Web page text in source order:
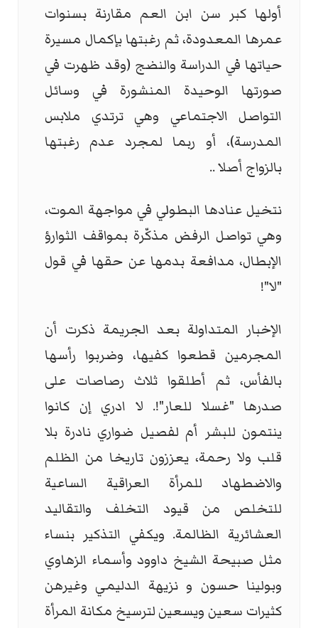
أولها كبر سن ابن العم مقارنة بسنوات
عمرها المعدودة، ثم رغبتها بإكمال مسيرة
حياتها في الدراسة والنضج (وقد ظهرت في
صورتها الوحيدة المنشورة في وسائل
التواصل الاجتماعي وهي ترتدي ملابس
المدرسة)، أو ربما لمجرد عدم رغبتها
بالزواج أصلا ..
نتخيل عنادها البطولي في مواجهة الموت،
وهي تواصل الرفض مذكّرة بمواقف الثوارؤ
الإبطال، مدافعة بدمها عن حقها في قول
"لا"!
الإخبار المتداولة بعد الجريمة ذكرت أن
المجرمين قطعوا كفيها، وضربوا رأسها
بالفأس، ثم أطلقوا ثلاث رصاصات على
صدرها "غسلا للعار"!. لا ادري إن كانوا
ينتمون للبشر أم لفصيل ضواري نادرة بلا
قلب ولا رحمة، يعززون تاريخا من الظلم
والاضطهاد للمرأة العراقية الساعية
للتخلص من قيود التخلف والتقاليد
العشائرية الظالمة. ويكفي التذكير بنساء
مثل صبيحة الشيخ داوود وأسماء الزهاوي
وبولينا حسون و نزيهة الدليمي وغيرهن
كثيرات سعين ويسعين لترسيخ مكانة المرأة